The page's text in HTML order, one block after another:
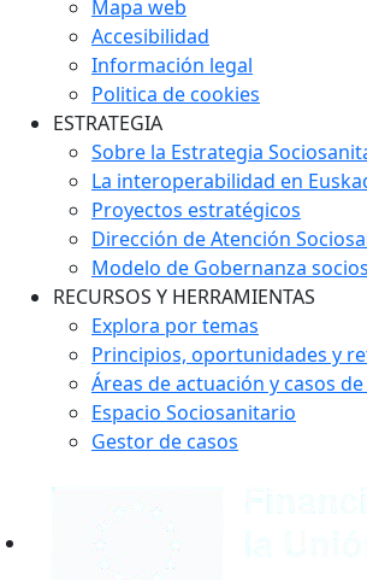
Mapa web
Accesibilidad
Información legal
Politica de cookies
ESTRATEGIA
Sobre la Estrategia
La interoperabilidad en
Proyectos estratégicos
Dirección de Atención
Modelo de Gobernanza
RECURSOS Y HERRAMIENTAS
Explora por temas
Principios, oportunidades y
Áreas de actuación y casos
Espacio Sociosanitario
Gestor de casos